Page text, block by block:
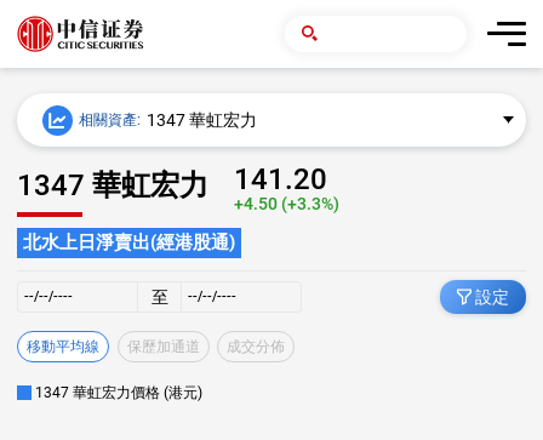
1347 華虹宏力 141.20
+4.50 (+3.3%)
相關資產: 1347 華虹宏力
北水上日淨賣出(經港股通)
至 設定
移動平均線 保歷加通道 成交分佈
1347 華虹宏力價格 (港元)